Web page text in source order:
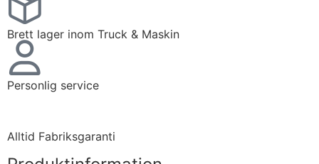
Brett lager inom Truck & Maskin
Personlig service
Alltid Fabriksgaranti